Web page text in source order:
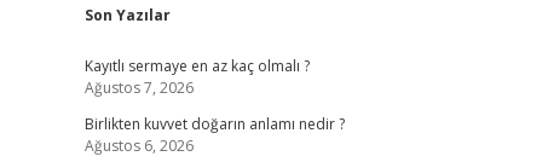
Sidebar
Son Yazılar
Kayıtlı sermaye en az kaç olmalı ?
Ağustos 7, 2026
Birlikten kuvvet doğarın anlamı nedir ?
Ağustos 6, 2026